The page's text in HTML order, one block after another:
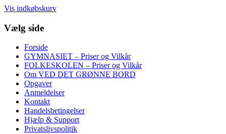
Vis indkøbskurv
Vælg side
Forside
GYMNASIET – Priser og Vilkår
FOLKESKOLEN – Priser og Vilkår
Om VED DET GRØNNE BORD
Opgaver
Anmeldelser
Kontakt
Handelsbetingelser
Hjælp & Support
Privatslivspolitik